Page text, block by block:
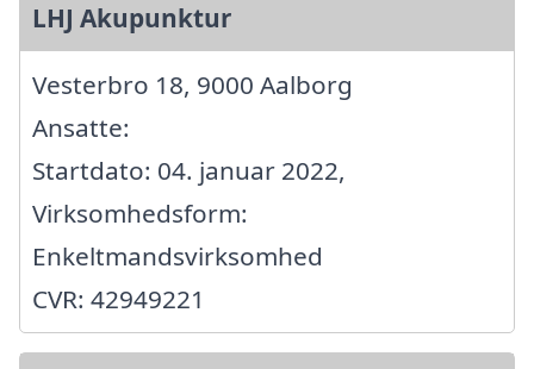
LHJ Akupunktur
Vesterbro 18, 9000 Aalborg
Ansatte:
Startdato: 04. januar 2022,
Virksomhedsform:
Enkeltmandsvirksomhed
CVR: 42949221